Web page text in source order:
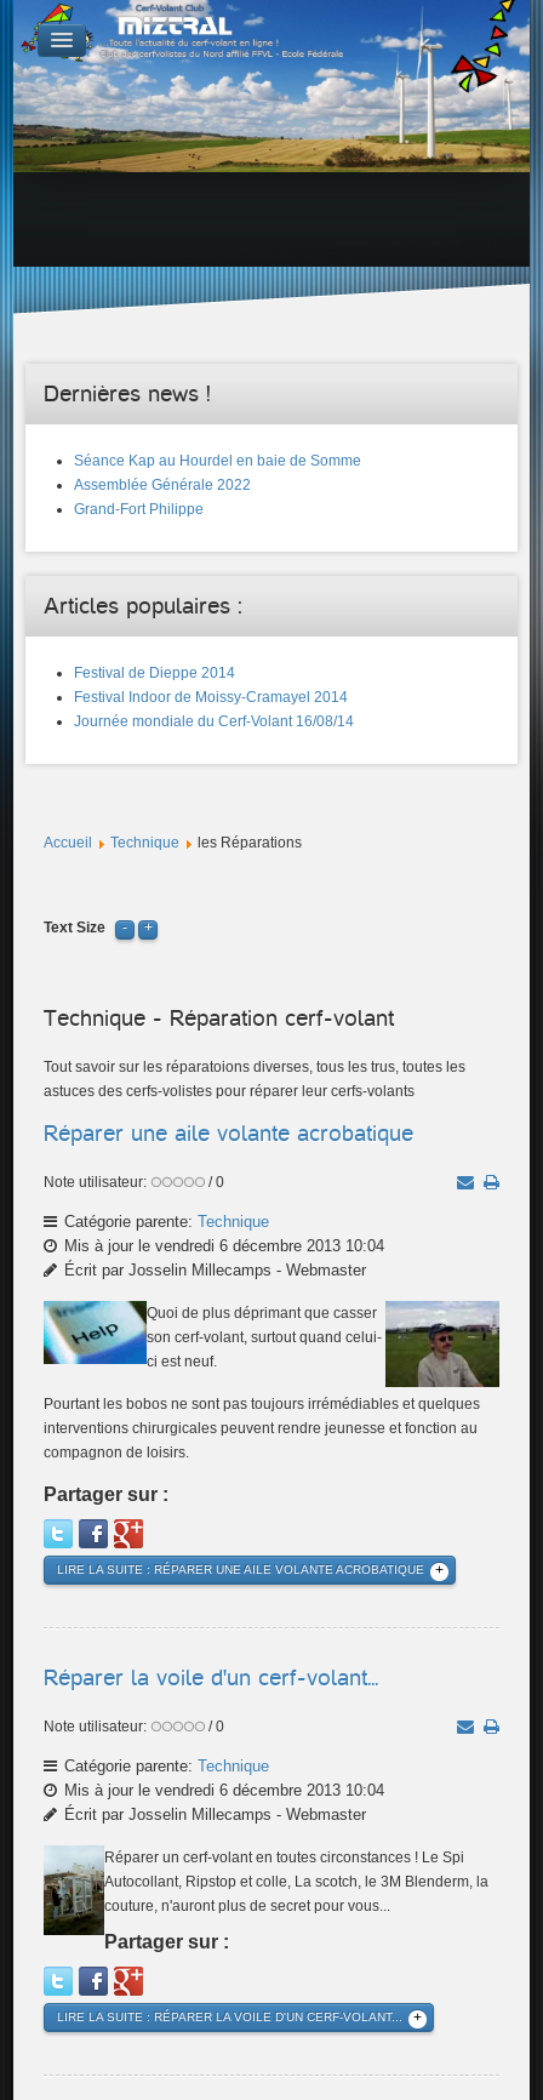
De par le monde
GALERIES
Galerie Photo
Galerie KAP
Galerie Vidéo
Proposer un lien sur votre site Web
Proposer un nouveau lien !
Dernières news !
Séance Kap au Hourdel en baie de Somme
Assemblée Générale 2022
Grand-Fort Philippe
Articles populaires :
Festival de Dieppe 2014
Festival Indoor de Moissy-Cramayel 2014
Journée mondiale du Cerf-Volant 16/08/14
Accueil Technique les Réparations
Text Size
Technique - Réparation cerf-volant
Tout savoir sur les réparatoions diverses, tous les trus, toutes les
astuces des cerfs-volistes pour réparer leur cerfs-volants
Réparer une aile volante acrobatique
Note utilisateur: / 0
Catégorie parente:Technique
Mis à jour le vendredi 6 décembre 2013 10:04
Écrit par Josselin Millecamps - Webmaster
Quoi de plus déprimant que casser
son cerf-volant, surtout quand celui-
ci est neuf.
Pourtant les bobos ne sont pas toujours irrémédiables et quelques
interventions chirurgicales peuvent rendre jeunesse et fonction au
compagnon de loisirs.
Partager sur :
LIRE LA SUITE : RÉPARER UNE AILE VOLANTE ACROBATIQUE
Réparer la voile d'un cerf-volant...
Note utilisateur: / 0
Catégorie parente:Technique
Mis à jour le vendredi 6 décembre 2013 10:04
Écrit par Josselin Millecamps - Webmaster
Réparer un cerf-volant en toutes circonstances ! Le Spi
Autocollant, Ripstop et colle, La scotch, le 3M Blenderm, la
couture, n'auront plus de secret pour vous...
Partager sur :
LIRE LA SUITE : RÉPARER LA VOILE D'UN CERF-VOLANT...